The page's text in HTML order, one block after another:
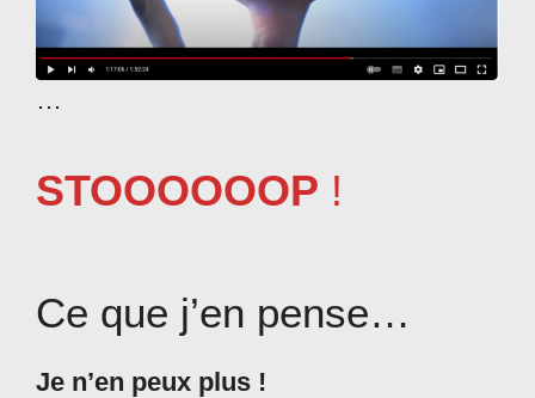
…
STOOOOOOP !
Ce que j’en pense…
Je n’en peux plus !